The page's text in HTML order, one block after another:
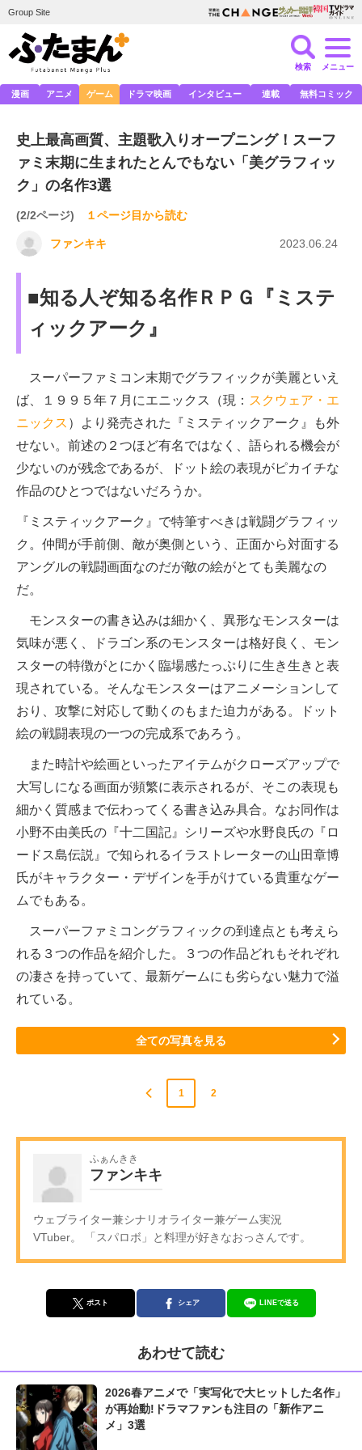
Group Site
検索 メニュー
漫画 アニメ ゲーム ドラマ映画 インタビュー 連載 無料コミック
史上最高画質、主題歌入りオープニング！スーフ
ァミ末期に生まれたとんでもない「美グラフィッ
ク」の名作3選
(2/2ページ) １ページ目から読む
ファンキキ 2023.06.24
■知る人ぞ知る名作ＲＰＧ『ミステ
ィックアーク』
スーパーファミコン末期でグラフィックが美麗といえ
ば、１９９５年７月にエニックス（現： スクウェア・エ
ニックス ）より発売された『ミスティックアーク』も外
せない。前述の２つほど有名ではなく、語られる機会が
少ないのが残念であるが、ドット絵の表現がピカイチな
作品のひとつではないだろうか。
『ミスティックアーク』で特筆すべきは戦闘グラフィッ
ク。仲間が手前側、敵が奥側という、正面から対面する
アングルの戦闘画面なのだが敵の絵がとても美麗なの
だ。
モンスターの書き込みは細かく、異形なモンスターは
気味が悪く、ドラゴン系のモンスターは格好良く、モン
スターの特徴がとにかく臨場感たっぷりに生き生きと表
現されている。そんなモンスターはアニメーションして
おり、攻撃に対応して動くのもまた迫力がある。ドット
絵の戦闘表現の一つの完成系であろう。
また時計や絵画といったアイテムがクローズアップで
大写しになる画面が頻繁に表示されるが、そこの表現も
細かく質感まで伝わってくる書き込み具合。なお同作は
小野不由美氏の『十二国記』シリーズや水野良氏の『ロ
ードス島伝説』で知られるイラストレーターの山田章博
氏がキャラクター・デザインを手がけている貴重なゲー
ムでもある。
スーパーファミコングラフィックの到達点とも考えら
れる３つの作品を紹介した。３つの作品どれもそれぞれ
の凄さを持っていて、最新ゲームにも劣らない魅力で溢
れている。
全ての写真を見る
1 2
ふぁんきき
ファンキキ
ウェブライター兼シナリオライター兼ゲーム実況
VTuber。 「スパロボ」と料理が好きなおっさんです。
ポスト シェア LINEで送る
あわせて読む
2026春アニメで「実写化で大ヒットした名作」
が再始動!ドラマファンも注目の「新作アニ
メ」3選